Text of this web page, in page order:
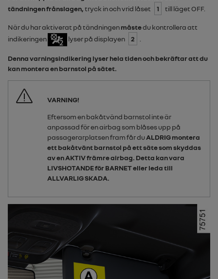
tändningen frånslagen,tryck in och vrid låset 1 till lägetOFF.
När du har aktiverat på tändningenmåstedu kontrollera att
indikeringen
lyser på displayen 2
Denna varningsindikering lyser hela tiden och bekräftar att du
kan montera en barnstol på sätet.
VARNING!
Eftersom en bakåtvänd barnstol inte är
anpassad för enairbag som blåses upp på
passagerarplatsen fram får du ALDRIG montera
ett bakåtvänt barnstol på ett säte som skyddas
av en AKTIV främreairbag. Detta kan vara
LIVSHOTANDE för BARNET eller leda till
ALLVARLIG SKADA.